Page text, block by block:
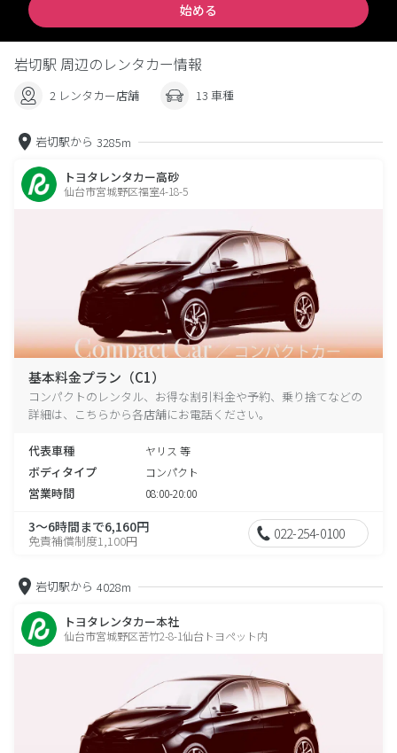
始める
岩切駅 周辺のレンタカー情報
2 レンタカー店舗 13 車種
岩切駅から 3285m
トヨタレンタカー高砂
仙台市宮城野区福室4-18-5
基本料金プラン（C1）
コンパクトのレンタル、お得な割引料金や予約、乗り捨てなどの
詳細は、こちらから各店舗にお電話ください。
代表車種 ヤリス 等
ボディタイプ コンパクト
営業時間 08:00-20:00
3～6時間まで6,160円
免責補償制度1,100円 022-254-0100
岩切駅から 4028m
トヨタレンタカー本社
仙台市宮城野区苦竹2-8-1仙台トヨペット内